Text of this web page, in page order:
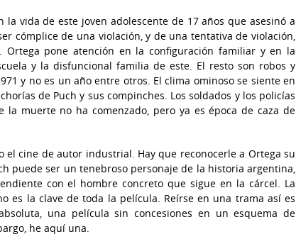
vida de este joven adolescente de 17 años que asesinó a
cómplice de una violación, y de una tentativa de violación,
Ortega pone atención en la configuración familiar y en la
y la disfuncional familia de este. El resto son robos y
y no es un año entre otros. El clima ominoso se siente en
de Puch y sus compinches. Los soldados y los policías
muerte no ha comenzado, pero ya es época de caza de
cine de autor industrial. Hay que reconocerle a Ortega su
puede ser un tenebroso personaje de la historia argentina,
con el hombre concreto que sigue en la cárcel. La
es la clave de toda la película. Reírse en una trama así es
una película sin concesiones en un esquema de
he aquí una.